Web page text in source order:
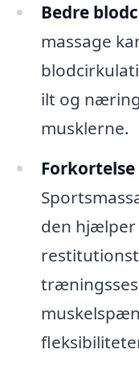
Bedre
massage
ilt og
musklerne.
den